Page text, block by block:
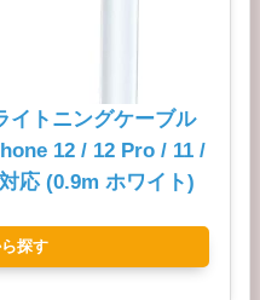
トニングケーブル
12 / 12 Pro / 11 /
応 (0.9m ホワイト)
探す